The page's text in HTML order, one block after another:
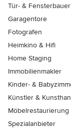
Tür- & Fensterbauer
Garagentore
Fotografen
Heimkino & Hifi
Home Staging
Immobilienmakler
Kinder- &
Künstler &
Möbelrestaurierung
Spezialanbieter